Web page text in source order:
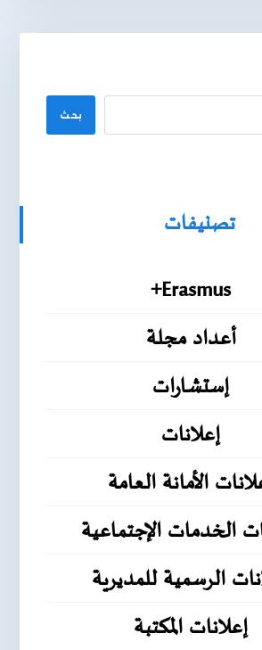
بحث
تصنيفات
Erasmus+
أعداد مجلة
إستشارات
إعلانات
الأمانة العامة
الخدمات الإجتماعية
الرسمية للمديرية
إعلانات المكتبة